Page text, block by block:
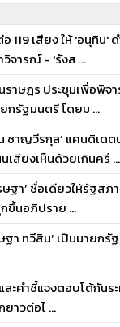
119 เสียง ให้ 'อนุทิน
จารณ์ - 'รังส ...
ษฎร ประชุมเพื่อพิจา
รัฐมนตรี โดยม ...
ชาญวีรกุล’ แคนดิเด
สียงเห็นด้วยเกินครึ ...
ษฐา’ ชื่อเดียวให้รัฐ
ขึ้นอภิปราย ...
ฐา ทวีสิน’ เป็นนายก
ำชี้แจงตอบโต้กันระห
ยาวต่อไ ...